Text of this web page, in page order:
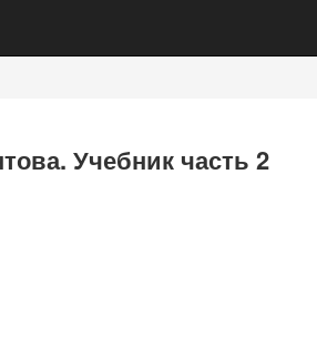
Учебник часть 2